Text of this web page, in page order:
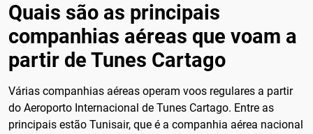
Quais são as principais
companhias aéreas que voam a
partir de Tunes Cartago
Várias companhias aéreas operam voos regulares a partir
do Aeroporto Internacional de Tunes Cartago. Entre as
principais estão Tunisair, que é a companhia aérea nacional